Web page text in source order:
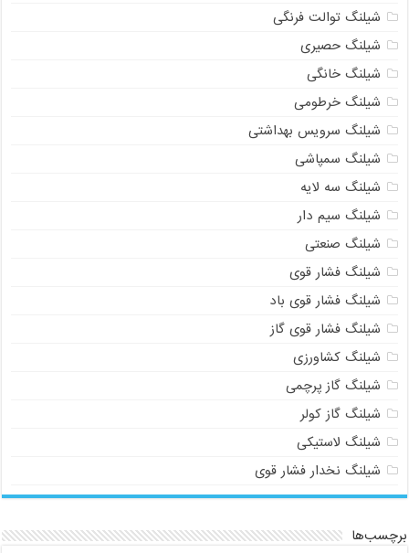
شیلنگ توالت فرنگی
شیلنگ حصیری
شیلنگ خانگی
شیلنگ خرطومی
شیلنگ سرویس بهداشتی
شیلنگ سمپاشی
شیلنگ سه لایه
شیلنگ سیم دار
شیلنگ صنعتی
شیلنگ فشار قوی
شیلنگ فشار قوی باد
شیلنگ فشار قوی گاز
شیلنگ کشاورزی
شیلنگ گاز پرچمی
شیلنگ گاز کولر
شیلنگ لاستیکی
شیلنگ نخدار فشار قوی
برچسب‌ها